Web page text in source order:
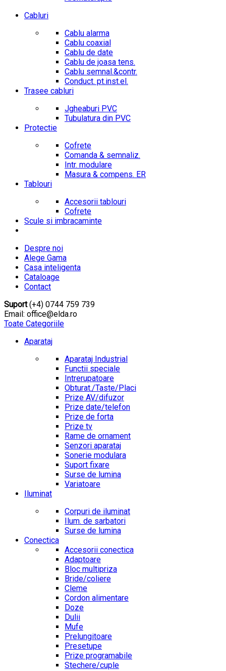
Cabluri
Cablu alarma
Cablu coaxial
Cablu de date
Cablu de joasa tens.
Cablu semnal.&contr.
Conduct. pt.inst.el.
Trasee cabluri
Jgheaburi PVC
Tubulatura din PVC
Protectie
Cofrete
Comanda & semnaliz.
Intr. modulare
Masura & compens. ER
Tablouri
Accesorii tablouri
Cofrete
Scule si imbracaminte
Despre noi
Alege Gama
Casa inteligenta
Cataloage
Contact
Suport(+4) 0744 759 739
Email: office@elda.ro
Toate Categoriile
Aparataj
Aparataj Industrial
Functii speciale
Intrerupatoare
Obturat./Taste/Placi
Prize AV/difuzor
Prize date/telefon
Prize de forta
Prize tv
Rame de ornament
Senzori aparataj
Sonerie modulara
Suport fixare
Surse de lumina
Variatoare
Iluminat
Corpuri de iluminat
Ilum. de sarbatori
Surse de lumina
Conectica
Accesorii conectica
Adaptoare
Bloc multipriza
Bride/coliere
Cleme
Cordon alimentare
Doze
Dulii
Mufe
Prelungitoare
Presetupe
Prize programabile
Stechere/cuple